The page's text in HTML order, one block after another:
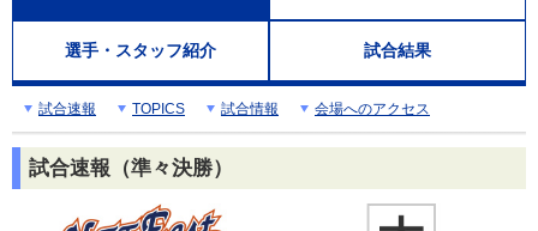
選手・スタッフ紹介 試合結果
試合速報 TOPICS 試合情報 会場へのアクセス
試合速報（準々決勝）